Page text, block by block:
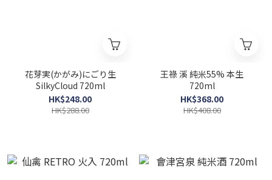
花芽実(かがみ)にごり生
SilkyCloud 720ml
HK$248.00
HK$288.00
王祿 溪 純米55% 本生
720ml
HK$368.00
HK$408.00